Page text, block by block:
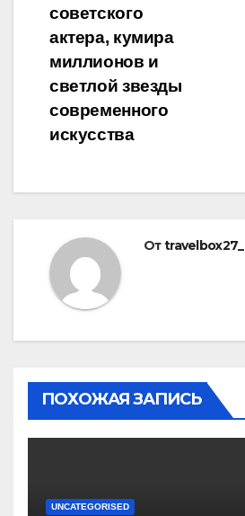
советского
актера, кумира
миллионов и
светлой звезды
современного
искусства
Отtravelbox27_
ПОХОЖАЯ ЗАПИСЬ
UNCATEGORISED